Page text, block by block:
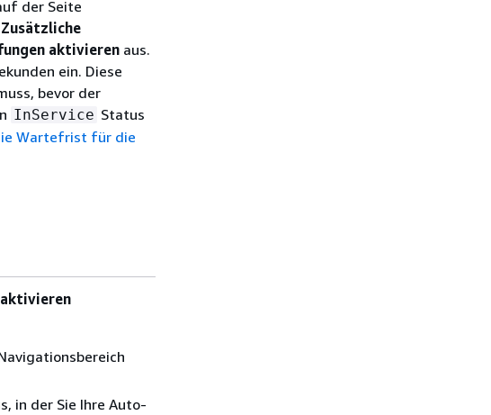
der Seite
Zusätzliche
aktivieren aus.
ein. Diese
bevor der
InService Status
Wartefrist für die
aktivieren
in der Sie Ihre Auto-